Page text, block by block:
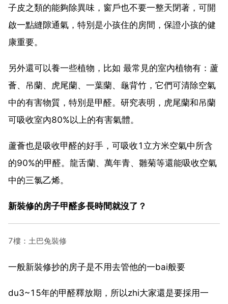
子皮之類的能夠除異味，窗戶也不要一整天閉著，可開
啟一點縫隙通氣，特別是小孩住的房間，保證小孩的健
康重要。
另外還可以養一些植物，比如 最常見的室內植物有：蘆
薈、吊蘭、虎尾蘭、一葉蘭、龜背竹，它們可清除空氣
中的有害物質，特別是甲醛。研究表明，虎尾蘭和吊蘭
可吸收室內80%以上的有害氣體。
蘆薈也是吸收甲醛的好手，可吸收1立方米空氣中所含
的90%的甲醛。龍舌蘭、萬年青、雛菊等還能吸收空氣
中的三氯乙烯。
新裝修的房子甲醛多長時間就沒了？
7樓：土巴兔裝修
一般新裝修抄的房子是不用去管他的一bai般要
du3~15年的甲醛釋放期，所以zhi大家還是要採用一